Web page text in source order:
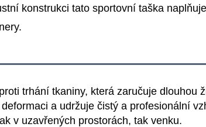
konstrukci tato sportovní taška
trhání tkaniny, která zaručuje dlouhou
a udržuje čistý a profesionální
v uzavřených prostorách, tak venku.